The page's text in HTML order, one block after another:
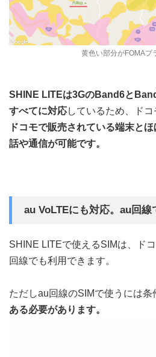
黄色い部分がFOMAプ
SHINE LITEは3GのBand6と
すべてに対応しているため、ド
ドコモで販売されている端末と
話や通信が可能です。
au VoLTEにも対応。au回線
SHINE LITEで使えるSIMは、ド
回線でも利用できます。
ただしau回線のSIMで使うには条
ある必要があります。